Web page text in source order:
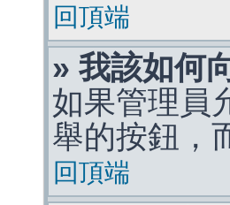
回頂端
» 我該如何
如果管理員
舉的按鈕，
回頂端